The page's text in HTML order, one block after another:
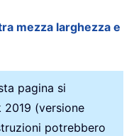
mezza larghezza e
pagina si
(versione
potrebbero